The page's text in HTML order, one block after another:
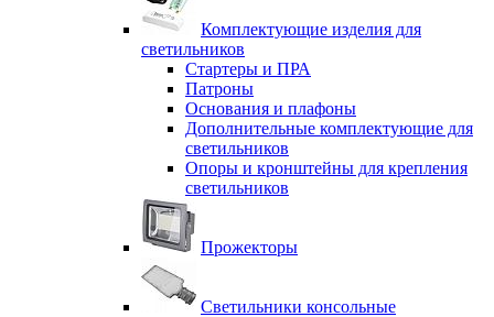
Комплектующие изделия для
светильников
Стартеры и ПРА
Патроны
Основания и плафоны
Дополнительные комплектующие для
светильников
Опоры и кронштейны для крепления
светильников
Прожекторы
Светильники консольные